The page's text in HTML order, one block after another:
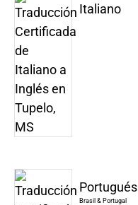
Italiano
Portugués
Brasil & Portugal